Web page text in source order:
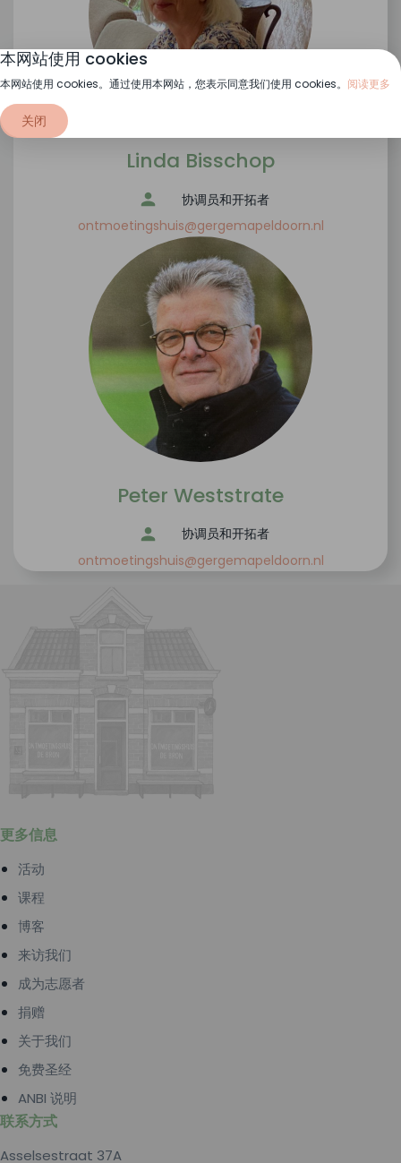
Linda Bisschop
协调员和开拓者
ontmoetingshuis@gergemapeldoorn.nl
Peter Weststrate
协调员和开拓者
ontmoetingshuis@gergemapeldoorn.nl
更多信息
活动
课程
博客
来访我们
成为志愿者
捐赠
关于我们
免费圣经
ANBI 说明
联系方式
Asselsestraat 37A
本网站使用 cookies
本网站使用 cookies。通过使用本网站，您表示同意我们使用 cookies。 阅读更多
关闭